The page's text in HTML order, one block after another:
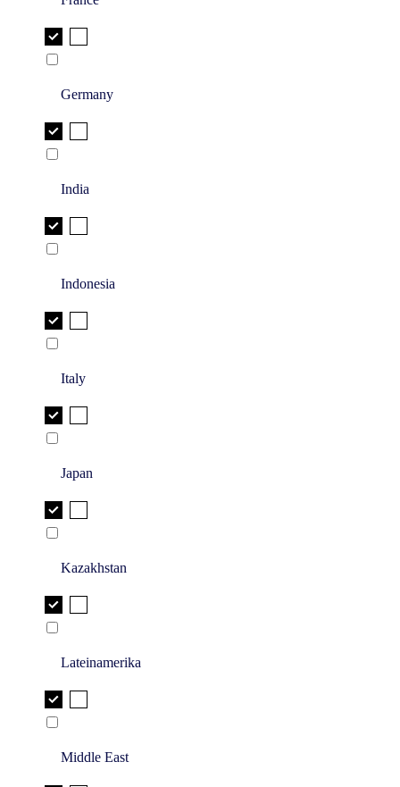
Germany
India
Indonesia
Italy
Japan
Kazakhstan
Lateinamerika
Middle East